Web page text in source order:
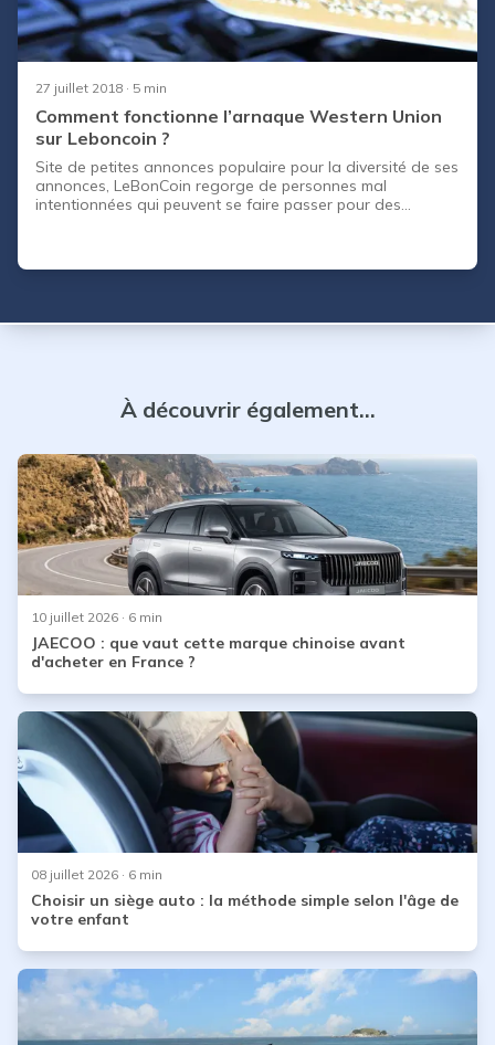
27 juillet 2018 · 5 min
Comment fonctionne l’arnaque Western Union
sur Leboncoin ?
Site de petites annonces populaire pour la diversité de ses
annonces, LeBonCoin regorge de personnes mal
intentionnées qui peuvent se faire passer pour des
À découvrir également...
10 juillet 2026 · 6 min
JAECOO : que vaut cette marque chinoise avant
d'acheter en France ?
08 juillet 2026 · 6 min
Choisir un siège auto : la méthode simple selon l'âge de
votre enfant